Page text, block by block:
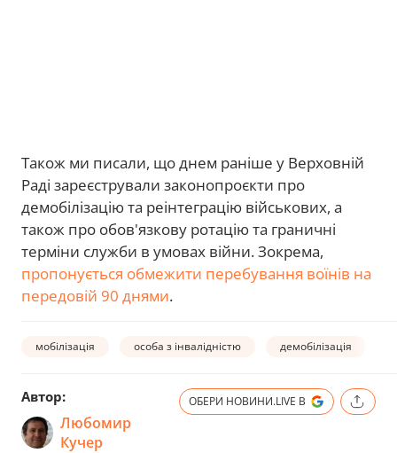
Також ми писали, що днем раніше у Верховній
Раді зареєстрували законопроєкти про
демобілізацію та реінтеграцію військових, а
також про обов'язкову ротацію та граничні
терміни служби в умовах війни. Зокрема,
пропонується обмежити перебування воїнів на
передовій 90 днями.
мобілізація особа з інвалідністю демобілізація
Автор:
Любомир
Кучер
ОБЕРИ НОВИНИ.LIVE В